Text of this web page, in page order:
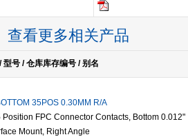
查看更多相关产品
型号 / 仓库库存编号 / 别名
35POS 0.30MM R/A
Position FPC Connector Contacts, Bottom 0.012"
Mount, Right Angle